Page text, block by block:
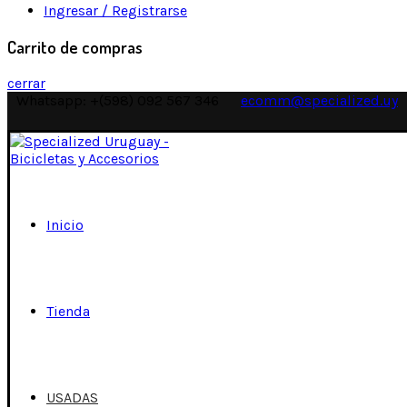
Ingresar / Registrarse
Carrito de compras
cerrar
ecomm@specialized.uy
Inicio
Tienda
USADAS